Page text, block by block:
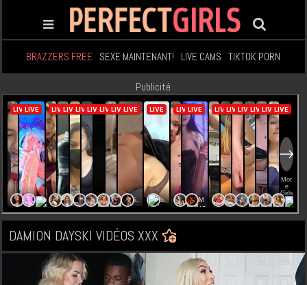
BRAZZERS FREE SEXE MAINTENANT! LIVE CAMS TIKTOK PORN
Publicité
DAMION DAYSKI VIDÉOS XXX